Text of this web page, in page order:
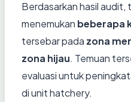
Berdasarkan hasil audit,
menemukan beberapa
tersebar pada zona
zona hijau. Temuan
evaluasi untuk
di unit hatchery.